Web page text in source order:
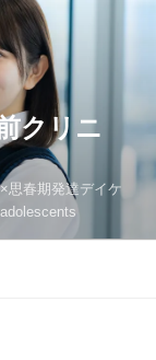
クリニ
思春期発達デイケ